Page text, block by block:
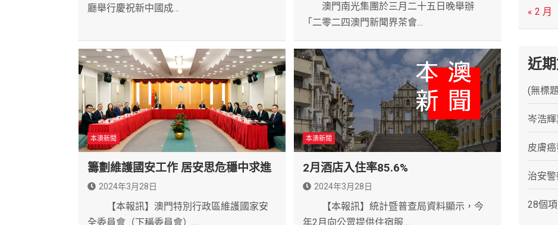
廳舉行慶祝新中國成…
澳門南光集團於三月二十五日晚舉辦
「二零二四澳門新聞界茶會…
本澳新聞
籌劃維護國安工作 居安思危穩中求進
2024年3月28日
【本報訊】澳門特別行政區維護國家安
全委員會（下稱委員會）…
本澳新聞
2月酒店入住率85.6%
2024年3月28日
【本報訊】統計暨普查局資料顯示，今
年2月向公眾提供住宿服…
« 2 月
近
(無標
岑浩
皮膚
治安
28個